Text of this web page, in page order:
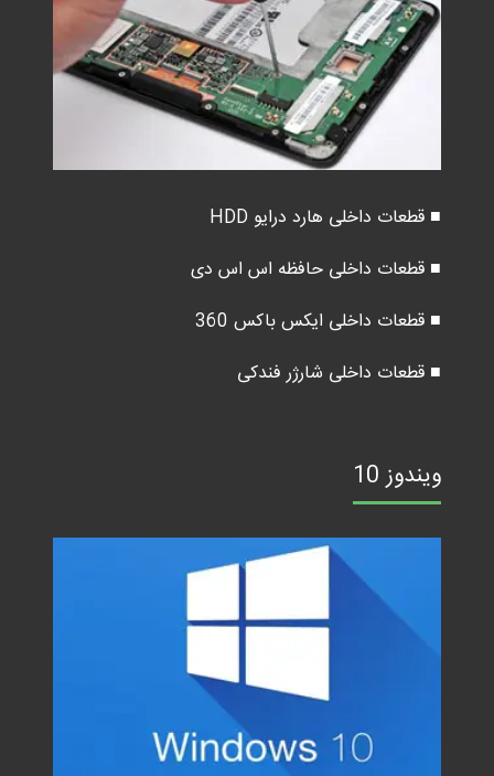
■ قطعات داخلی هارد درایو HDD
■ قطعات داخلی حافظه اس اس دی
■ قطعات داخلی ایکس باکس 360
■ قطعات داخلی شارژر فندکی
ویندوز 10